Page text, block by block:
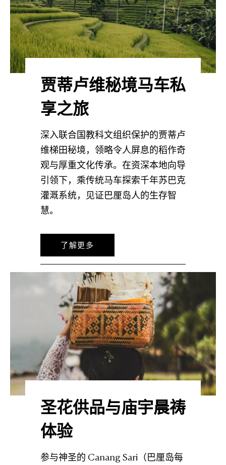
贾蒂卢维秘境马车私
享之旅
深入联合国教科文组织保护的贾蒂卢
维梯田秘境，领略令人屏息的稻作奇
观与厚重文化传承。在资深本地向导
引领下，乘传统马车探索千年苏巴克
灌溉系统，见证巴厘岛人的生存智
慧。
了解更多
圣花供品与庙宇晨祷
体验
参与神圣的 Canang Sari（巴厘岛每